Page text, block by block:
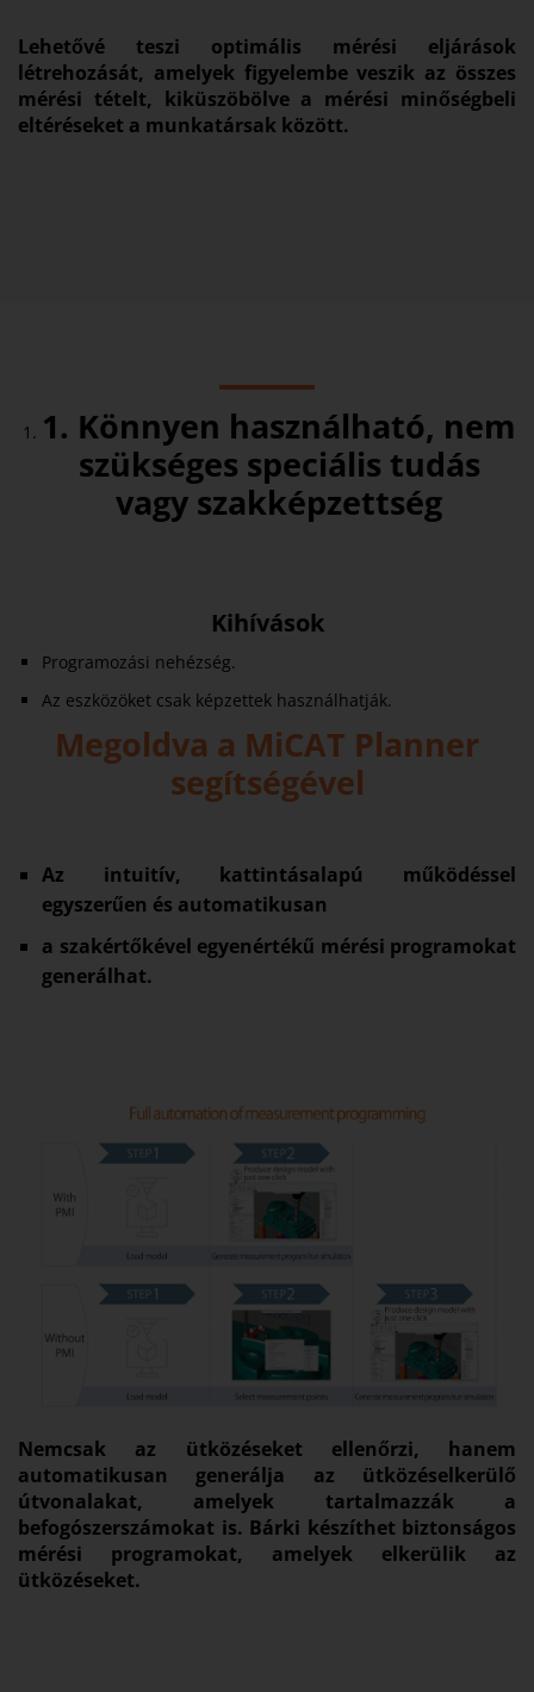
Lehetővé teszi optimális mérési eljárások
létrehozását, amelyek figyelembe veszik az összes
mérési tételt, kiküszöbölve a mérési minőségbeli
eltéréseket a munkatársak között.
1. Könnyen használható, nem
szükséges speciális tudás
vagy szakképzettség
Kihívások
Programozási nehézség.
Az eszközöket csak képzettek használhatják.
Megoldva a MiCAT Planner
segítségével
Az intuitív, kattintásalapú működéssel
egyszerűen és automatikusan
a szakértőkével egyenértékű mérési programokat
generálhat.
Nemcsak az ütközéseket ellenőrzi, hanem
automatikusan generálja az ütközéselkerülő
útvonalakat, amelyek tartalmazzák a
befogószerszámokat is. Bárki készíthet biztonságos
mérési programokat, amelyek elkerülik az
ütközéseket.